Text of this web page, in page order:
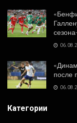
после
Категории